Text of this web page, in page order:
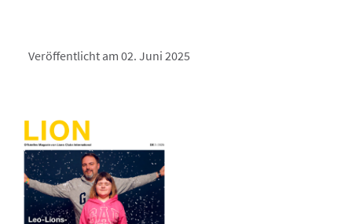
Veröffentlicht am 02. Juni 2025